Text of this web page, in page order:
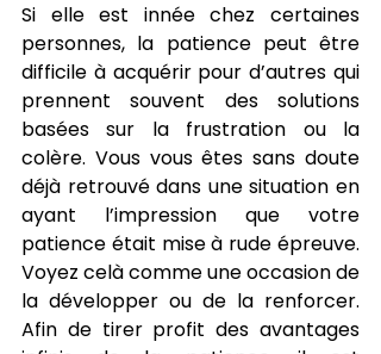
Si elle est innée chez certaines
personnes, la patience peut être
difficile à acquérir pour d’autres qui
prennent souvent des solutions
basées sur la frustration ou la
colère. Vous vous êtes sans doute
déjà retrouvé dans une situation en
ayant l’impression que votre
patience était mise à rude épreuve.
Voyez celà comme une occasion de
la développer ou de la renforcer.
Afin de tirer profit des avantages